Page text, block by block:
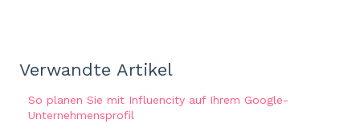
Verwandte Artikel
So planen Sie mit Influencity auf Ihrem Google-
Unternehmensprofil